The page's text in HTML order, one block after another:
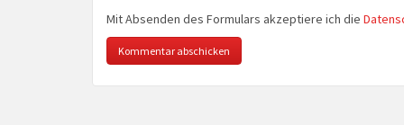
Mit Absenden des Formulars akzeptiere ich die